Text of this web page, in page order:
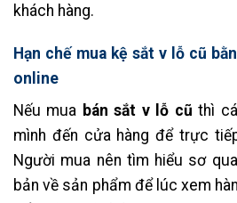
khách hàng.
Hạn chế mua kệ sắt v lỗ cũ
online
Nếu mua bán sắt v lỗ cũ thì
mình đến cửa hàng để trực
Người mua nên tìm hiểu sơ
bản về sản phẩm để lúc xem